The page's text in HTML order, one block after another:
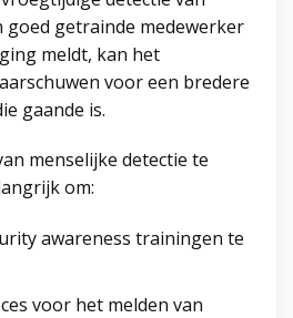
goed getrainde medewerker
meldt, kan het
voor een bredere
gaande is.
menselijke detectie te
om:
awareness trainingen te
voor het melden van